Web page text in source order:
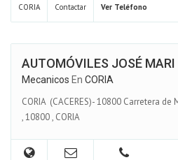
CORIA Contactar Ver Teléfono
AUTOMÓVILES JOSÉ MARI
Mecanicos En CORIA
CORIA (CACERES)- 10800 Carretera
,10800, CORIA